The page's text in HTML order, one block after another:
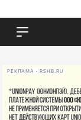
РЕКЛАМА • RSHB.RU